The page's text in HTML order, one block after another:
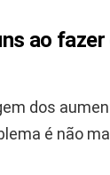
ao
dos
é não